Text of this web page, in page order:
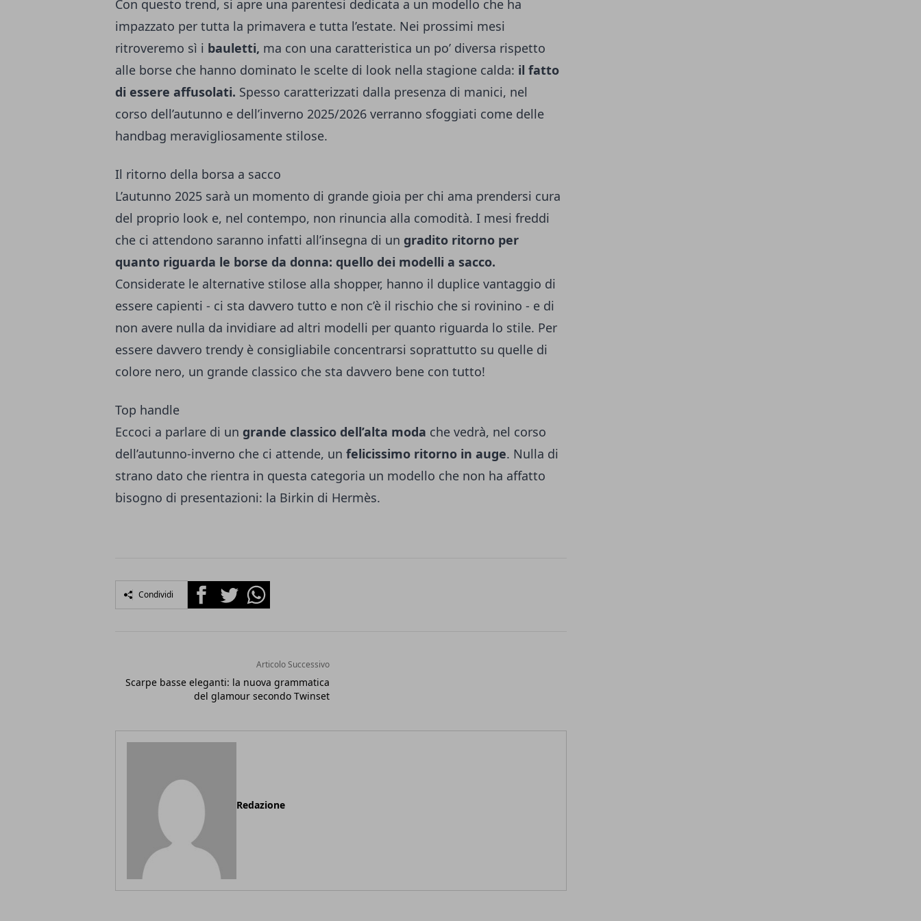
Con questo trend, si apre una parentesi dedicata a un modello che ha
impazzato per tutta la primavera e tutta l’estate. Nei prossimi mesi
ritroveremo sì i bauletti, ma con una caratteristica un po’ diversa rispetto
alle borse che hanno dominato le scelte di look nella stagione calda: il fatto
di essere affusolati. Spesso caratterizzati dalla presenza di manici, nel
corso dell’autunno e dell’inverno 2025/2026 verranno sfoggiati come delle
handbag meravigliosamente stilose.
Il ritorno della borsa a sacco
L’autunno 2025 sarà un momento di grande gioia per chi ama prendersi cura
del proprio look e, nel contempo, non rinuncia alla comodità. I mesi freddi
che ci attendono saranno infatti all’insegna di un gradito ritorno per
quanto riguarda le borse da donna: quello dei modelli a sacco.
Considerate le alternative stilose alla shopper, hanno il duplice vantaggio di
essere capienti - ci sta davvero tutto e non c’è il rischio che si rovinino - e di
non avere nulla da invidiare ad altri modelli per quanto riguarda lo stile. Per
essere davvero trendy è consigliabile concentrarsi soprattutto su quelle di
colore nero, un grande classico che sta davvero bene con tutto!
Top handle
Eccoci a parlare di un grande classico dell’alta moda che vedrà, nel corso
dell’autunno-inverno che ci attende, un felicissimo ritorno in auge. Nulla di
strano dato che rientra in questa categoria un modello che non ha affatto
bisogno di presentazioni: la Birkin di Hermès.
Condividi FacebookTwitterWhatsapp
Articolo Successivo
Scarpe basse eleganti: la nuova grammatica
del glamour secondo Twinset
Redazione